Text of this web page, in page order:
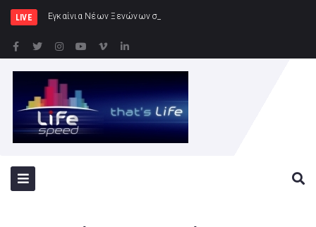
LIVE Εγκαίνια Νέων Ξενώνων στη ν. Ρω